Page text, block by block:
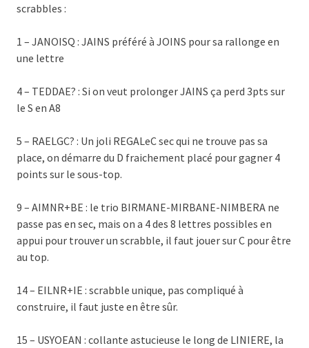
scrabbles :
1 – JANOISQ : JAINS préféré à JOINS pour sa rallonge en
une lettre
4 – TEDDAE? : Si on veut prolonger JAINS ça perd 3pts sur
le S en A8
5 – RAELGC? : Un joli REGALeC sec qui ne trouve pas sa
place, on démarre du D fraichement placé pour gagner 4
points sur le sous-top.
9 – AIMNR+BE : le trio BIRMANE-MIRBANE-NIMBERA ne
passe pas en sec, mais on a 4 des 8 lettres possibles en
appui pour trouver un scrabble, il faut jouer sur C pour être
au top.
14 – EILNR+IE : scrabble unique, pas compliqué à
construire, il faut juste en être sûr.
15 – USYOEAN : collante astucieuse le long de LINIERE, la